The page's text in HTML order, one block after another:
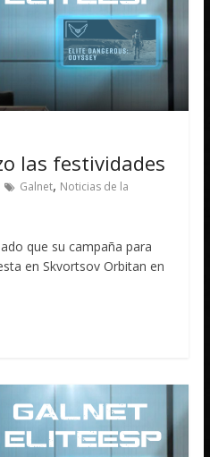
las festividades
Galnet, Noticias de la
que su campaña para
en Skvortsov Orbitan en